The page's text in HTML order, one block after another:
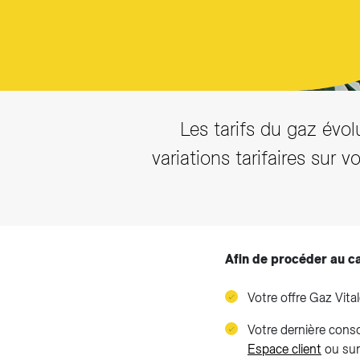
Les tarifs du gaz
variations tarifaires sur
Afin de procéder au
Votre offre Gaz
Votre dernière
Espace client ou